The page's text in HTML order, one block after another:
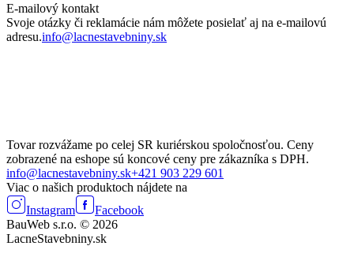
E-mailový kontakt
Svoje otázky či reklamácie nám môžete posielať aj na e-mailovú
adresu.info@lacnestavebniny.sk
Tovar rozvážame po celej SR kuriérskou spoločnosťou. Ceny
zobrazené na eshope sú koncové ceny pre zákazníka s DPH.
info@lacnestavebniny.sk+421 903 229 601
Viac o našich produktoch nájdete na
Instagram
Facebook
BauWeb s.r.o. © 2026
LacneStavebniny.sk